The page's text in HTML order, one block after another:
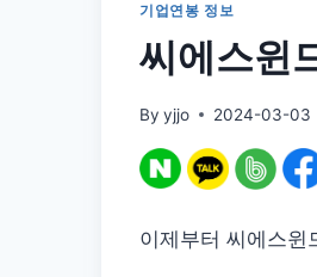
기업연봉 정보
씨에스윈
By yjjo 2024-03-03
이제부터 씨에스윈